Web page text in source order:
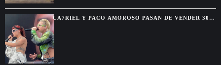
CA7RIEL Y PACO AMOROSO PASAN DE VENDER 300
BOLETOS A REUNIR 15.000 FANS EN MÉXICO